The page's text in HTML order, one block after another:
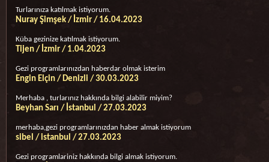
Turlarınıza katılmak istiyorum.
Nuray Şimşek / İzmir / 16.04.2023
Küba gezinize katılmak istiyorum.
Tijen / İzmir / 1.04.2023
Gezi programlarınızdan haberdar olmak isterim
Engin Elçin / Denizli / 30.03.2023
Merhaba , turlarınız hakkında bilgi alabilir miyim?
Beyhan Sarı / İstanbul / 27.03.2023
merhaba,gezi programlarınızdan haber almak istiyorum
sibel / istanbul / 27.03.2023
Gezi programlariniz hakkında bilgi almak istiyorum.